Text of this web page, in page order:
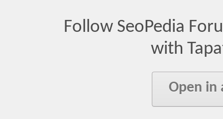
Follow SeoPedia
with
Open in